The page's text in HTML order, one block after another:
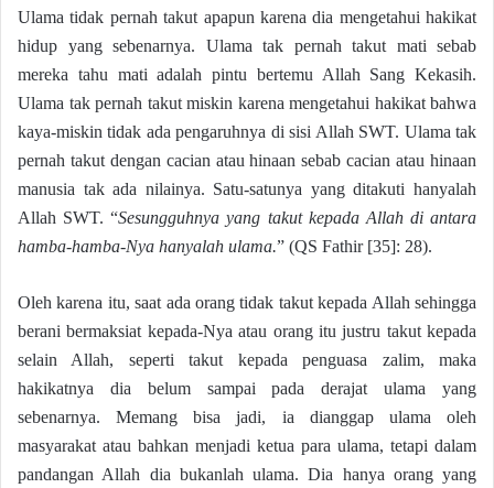
Ulama tidak pernah takut apapun karena dia mengetahui hakikat
hidup yang sebenarnya. Ulama tak pernah takut mati sebab
mereka tahu mati adalah pintu bertemu Allah Sang Kekasih.
Ulama tak pernah takut miskin karena mengetahui hakikat bahwa
kaya-miskin tidak ada pengaruhnya di sisi Allah SWT. Ulama tak
pernah takut dengan cacian atau hinaan sebab cacian atau hinaan
manusia tak ada nilainya. Satu-satunya yang ditakuti hanyalah
Allah SWT. “Sesungguhnya yang takut kepada Allah di antara
hamba-hamba-Nya hanyalah ulama.” (QS Fathir [35]: 28).
Oleh karena itu, saat ada orang tidak takut kepada Allah sehingga
berani bermaksiat kepada-Nya atau orang itu justru takut kepada
selain Allah, seperti takut kepada penguasa zalim, maka
hakikatnya dia belum sampai pada derajat ulama yang
sebenarnya. Memang bisa jadi, ia dianggap ulama oleh
masyarakat atau bahkan menjadi ketua para ulama, tetapi dalam
pandangan Allah dia bukanlah ulama. Dia hanya orang yang